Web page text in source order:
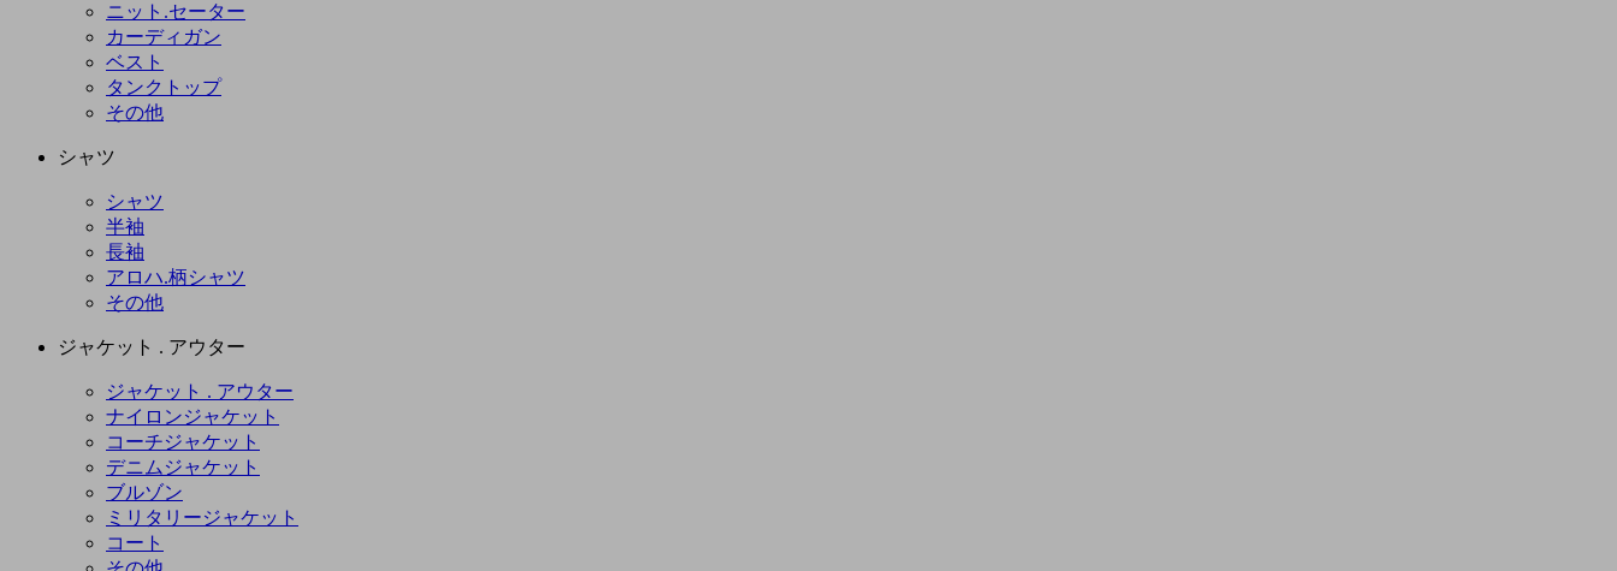
ニット.セーター
カーディガン
ベスト
タンクトップ
その他
シャツ
シャツ
半袖
長袖
アロハ.柄シャツ
その他
ジャケット . アウター
ジャケット . アウター
ナイロンジャケット
コーチジャケット
デニムジャケット
ブルゾン
ミリタリージャケット
コート